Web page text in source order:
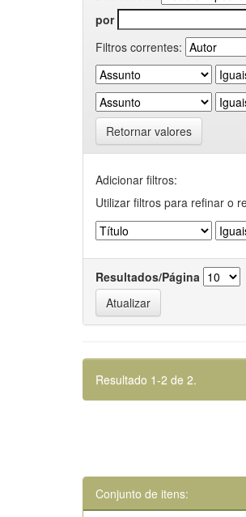
por
Filtros correntes:
Retornar valores
Adicionar filtros:
Utilizar filtros para refinar o
Resultados/Página
Resultado 1-2 de 2.
Conjunto de itens: